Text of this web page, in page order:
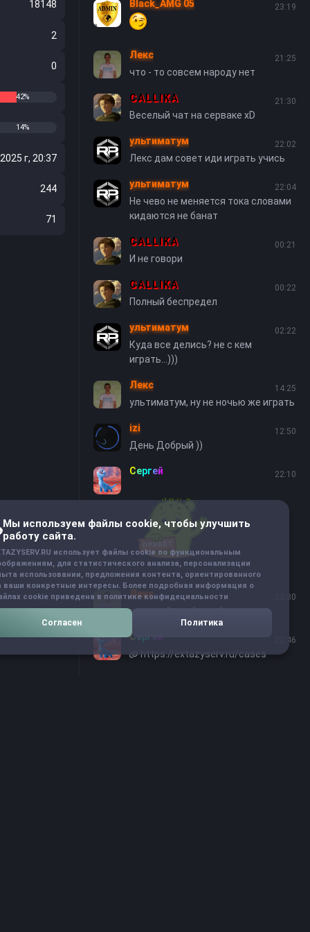
Black_AMG 05 23:19
Лекс 21:25
что - то совсем народу нет
CALLIKA 21:30
Веселый чат на серваке xD
ультиматум 22:02
Лекс дам совет иди играть учись
ультиматум 22:04
Не чево не меняется тока словами
кидаются не банат
CALLIKA 00:21
И не говори
CALLIKA 00:22
Полный беспредел
ультиматум 02:22
Куда все делись? не с кем
играть...)))
Лекс 14:25
ультиматум, ну не ночью же играть
izi 12:50
День Добрый ))
Сергей 22:10
Лекс 22:30
а что кейсы убрали?
Сергей 22:46
https://extazyserv.ru/cases
18148
2
0
42%
14%
г, 20:37
244
71
Мы используем файлы cookie, чтобы улучшить
работу сайта.
использует файлы cookie по функциональным
для статистического анализа, персонализации
использовании, предложения контента, ориентированного
ваши конкретные интересы. Более подробная информация о
cookie приведена в политике конфидециальности
Согласен Политика